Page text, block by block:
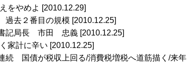
をやめよ [2010.12.29]
去２番目の規模 [2010.12.25]
記局長 市田 忠義 [2010.12.25]
家計に辛い [2010.12.25]
続 国債が税収上回る/消費税増税へ道筋描く/来年